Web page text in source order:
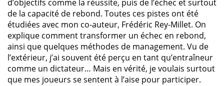
d’objectifs comme la réussite, puis de l’échec et surtout
de la capacité de rebond. Toutes ces pistes ont été
étudiées avec mon co-auteur, Frédéric Rey-Millet. On
explique comment transformer un échec en rebond,
ainsi que quelques méthodes de management. Vu de
l’extérieur, j’ai souvent été perçu en tant qu’entraîneur
comme un dictateur… Mais en vérité, je voulais surtout
que mes joueurs se sentent à l’aise pour participer.